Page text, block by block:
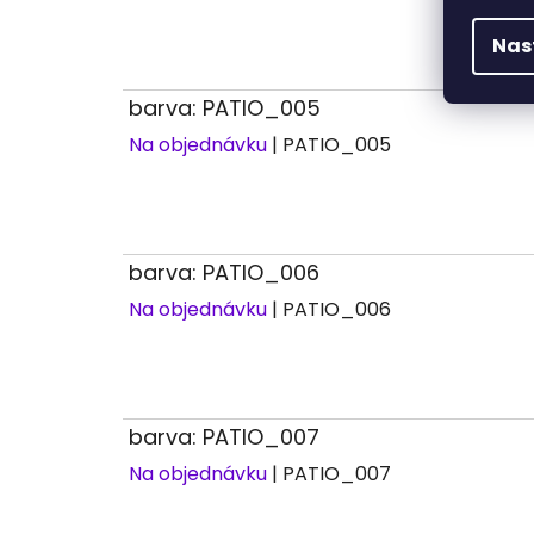
barva: PATIO_005
Na objednávku | PATIO_005
barva: PATIO_006
Na objednávku | PATIO_006
barva: PATIO_007
Na objednávku | PATIO_007